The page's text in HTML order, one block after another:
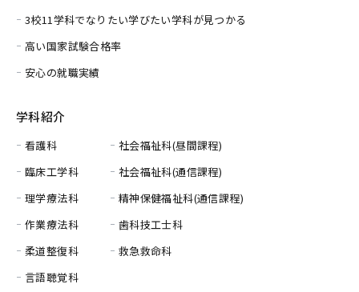
3校11学科でなりたい学びたい学科が見つかる
高い国家試験合格率
安心の就職実績
学科紹介
看護科
臨床工学科
理学療法科
作業療法科
柔道整復科
言語聴覚科
社会福祉科(昼間課程)
社会福祉科(通信課程)
精神保健福祉科(通信課程)
歯科技工士科
救急救命科